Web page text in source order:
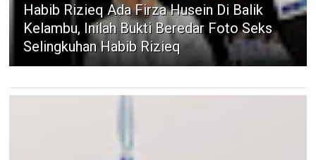
Habib Rizieq Ada Firza Husein Di Balik
Kelambu, Inilah Bukti Beredar Foto Seks
Selingkuhan Habib Rizieq